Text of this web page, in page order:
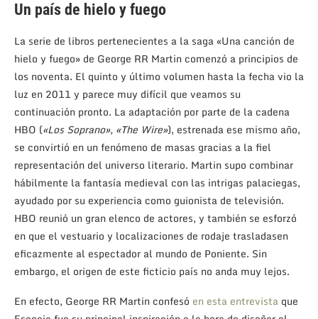
Un país de hielo y fuego
La serie de libros pertenecientes a la saga «Una canción de
hielo y fuego» de George RR Martin comenzó a principios de
los noventa. El quinto y último volumen hasta la fecha vio la
luz en 2011 y parece muy difícil que veamos su
continuación pronto. La adaptación por parte de la cadena
HBO («Los Soprano», «The Wire»), estrenada ese mismo año,
se convirtió en un fenómeno de masas gracias a la fiel
representación del universo literario. Martin supo combinar
hábilmente la fantasía medieval con las intrigas palaciegas,
ayudado por su experiencia como guionista de televisión.
HBO reunió un gran elenco de actores, y también se esforzó
en que el vestuario y localizaciones de rodaje trasladasen
eficazmente al espectador al mundo de Poniente. Sin
embargo, el origen de este ficticio país no anda muy lejos.
En efecto, George RR Martin confesó en esta entrevista que